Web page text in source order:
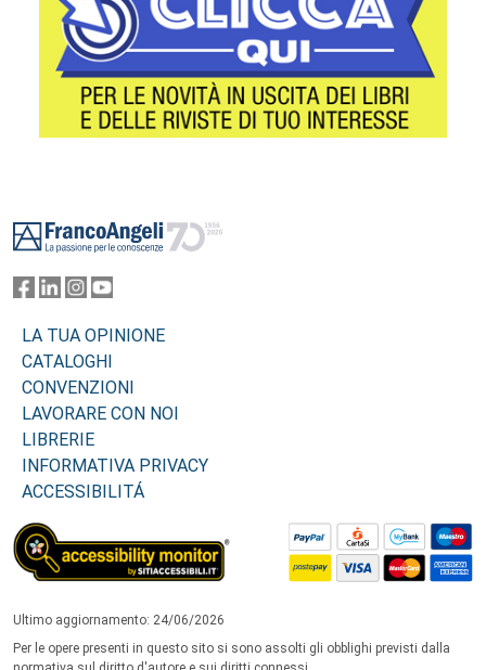
LA TUA OPINIONE
CATALOGHI
CONVENZIONI
LAVORARE CON NOI
LIBRERIE
INFORMATIVA PRIVACY
ACCESSIBILITÁ
Ultimo aggiornamento: 24/06/2026
Per le opere presenti in questo sito si sono assolti gli obblighi previsti dalla